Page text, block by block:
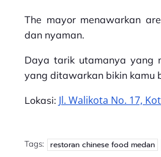
The mayor menawarkan
dan nyaman.
Daya tarik utamanya yang
yang ditawarkan bikin kamu
Lokasi: Jl. Walikota No. 17,
Tags: restoran chinese food medan